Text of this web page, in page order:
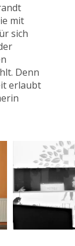
mit
sich
Denn
erlaubt